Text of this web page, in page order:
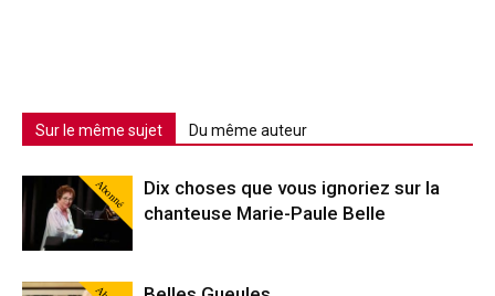
Sur le même sujet Du même auteur
Abonné
Dix choses que vous ignoriez sur la
chanteuse Marie-Paule Belle